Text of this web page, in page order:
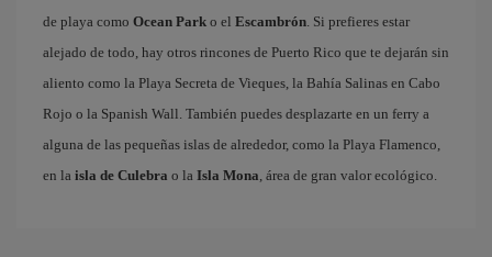
de playa como Ocean Park o el Escambrón. Si prefieres estar
alejado de todo, hay otros rincones de Puerto Rico que te dejarán sin
aliento como la Playa Secreta de Vieques, la Bahía Salinas en Cabo
Rojo o la Spanish Wall. También puedes desplazarte en un ferry a
alguna de las pequeñas islas de alrededor, como la Playa Flamenco,
en la isla de Culebra o la Isla Mona, área de gran valor ecológico.